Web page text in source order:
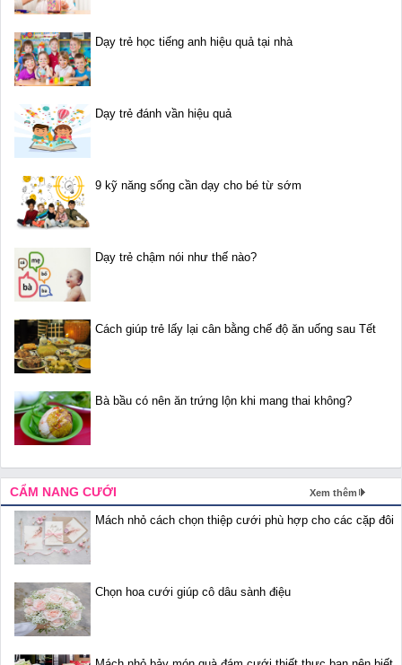
Dạy trẻ học tiếng anh hiệu quả tại nhà
Dạy trẻ đánh vần hiệu quả
9 kỹ năng sống cần dạy cho bé từ sớm
Dạy trẻ chậm nói như thế nào?
Cách giúp trẻ lấy lại cân bằng chế độ ăn uống sau Tết
Bà bầu có nên ăn trứng lộn khi mang thai không?
CẨM NANG CƯỚI Xem thêm
Mách nhỏ cách chọn thiệp cưới phù hợp cho các cặp đôi
Chọn hoa cưới giúp cô dâu sành điệu